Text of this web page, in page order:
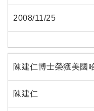
2008/11/25
陳建仁博士榮獲美國
陳建仁